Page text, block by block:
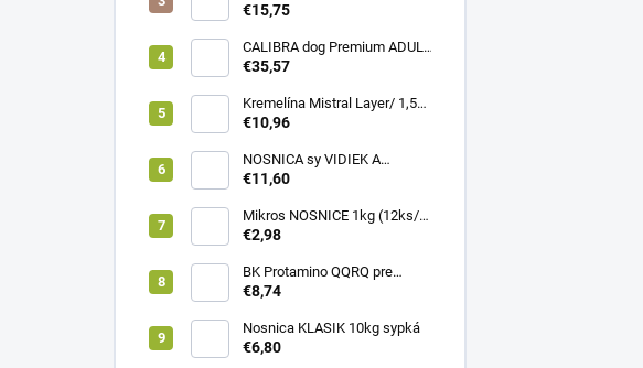
€15,75
CALIBRA dog Premium ADULT
LARGE 12kg
€35,57
Kremelína Mistral Layer/ 1,5
kg vedro
€10,96
NOSNICA sy VIDIEK A
TRADÍCIA 20kg (1paleta/
€11,60
Mikros NOSNICE 1kg (12ks/
1kartón)
€2,98
BK Protamino QQRQ pre
nosnice 5kg SANO
€8,74
Nosnica KLASIK 10kg sypká
€6,80